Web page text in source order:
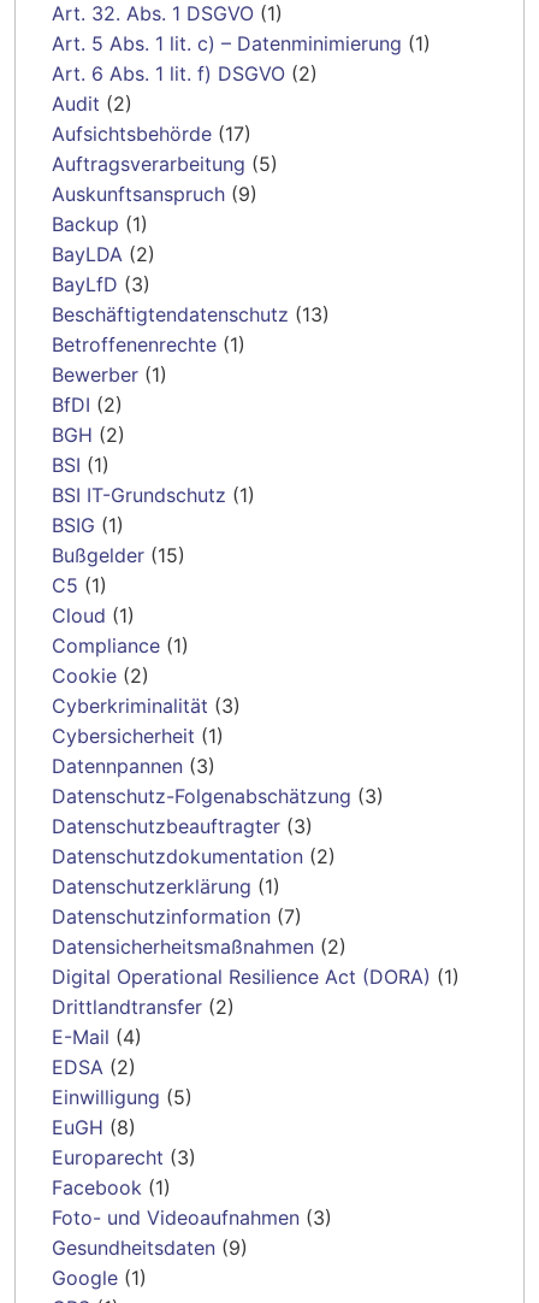
Art. 32. Abs. 1 DSGVO (1)
Art. 5 Abs. 1 lit. c) – Datenminimierung (1)
Art. 6 Abs. 1 lit. f) DSGVO (2)
Audit (2)
Aufsichtsbehörde (17)
Auftragsverarbeitung (5)
Auskunftsanspruch (9)
Backup (1)
BayLDA (2)
BayLfD (3)
Beschäftigtendatenschutz (13)
Betroffenenrechte (1)
Bewerber (1)
BfDI (2)
BGH (2)
BSI (1)
BSI IT-Grundschutz (1)
BSIG (1)
Bußgelder (15)
C5 (1)
Cloud (1)
Compliance (1)
Cookie (2)
Cyberkriminalität (3)
Cybersicherheit (1)
Datennpannen (3)
Datenschutz-Folgenabschätzung (3)
Datenschutzbeauftragter (3)
Datenschutzdokumentation (2)
Datenschutzerklärung (1)
Datenschutzinformation (7)
Datensicherheitsmaßnahmen (2)
Digital Operational Resilience Act (DORA) (1)
Drittlandtransfer (2)
E-Mail (4)
EDSA (2)
Einwilligung (5)
EuGH (8)
Europarecht (3)
Facebook (1)
Foto- und Videoaufnahmen (3)
Gesundheitsdaten (9)
Google (1)